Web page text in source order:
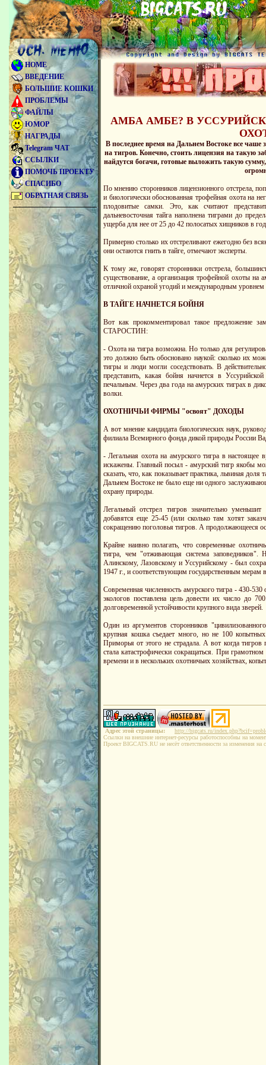
HOME
ВВЕДЕНИЕ
БОЛЬШИЕ КОШКИ
ПРОБЛЕМЫ
ФАЙЛЫ
ЮМОР
НАГРАДЫ
Telegram ЧАТ
ССЫЛКИ
ПОМОЧЬ ПРОЕКТУ
СПАСИБО
ОБРАТНАЯ СВЯЗЬ
АМБА АМБЕ? В
В последнее время на Дальнем Востоке все
на тигров. Конечно, стоить лицензия на такую
найдутся богачи, готовые выложить такую
По мнению сторонников лицензионного отстрела,
и биологически обоснованная трофейная охота на
плодовитые самки. Это, как считают
дальневосточная тайга наполнена тиграми до
ущерба для нее от 25 до 42 полосатых хищников в
Примерно столько их отстреливают ежегодно без
они остаются гнить в тайге, отмечают эксперты.
К тому же, говорят сторонники отстрела,
существование, а организация трофейной охоты на
отличной охраной угодий и международным уровнем
В ТАЙГЕ НАЧНЕТСЯ БОЙНЯ
Вот как прокомментировал такое предложение
СТАРОСТИН:
- Охота на тигра возможна. Но только для
это должно быть обосновано наукой: сколько их
тигры и люди могли соседствовать. В
представить, какая бойня начнется в
печальным. Через два года на амурских тиграх в
волки.
ОХОТНИЧЬИ ФИРМЫ "освоят" ДОХОДЫ
А вот мнение кандидата биологических наук,
филиала Всемирного фонда дикой природы
- Легальная охота на амурского тигра в
искажены. Главный посыл - амурский тигр якобы
сказать, что, как показывает практика, львиная
Дальнем Востоке не было еще ни одного
охрану природы.
Легальный отстрел тигров значительно
добавятся еще 25-45 (или сколько там хотят
сокращению поголовья тигров. А продолжающееся
Крайне наивно полагать, что современные
тигра, чем "отживающая система заповедников".
Алинскому, Лазовскому и Уссурийскому - был
1947 г., и соответствующим государственным мерам
Современная численность амурского тигра - 430-
экологов поставлена цель довести их число до
долговременной устойчивости крупного вида зверей.
Один из аргументов сторонников
крупная кошка съедает много, но не 100
Приморья от этого не страдала. А вот когда
стала катастрофически сокращаться. При
времени и в нескольких охотничьих хозяйствах,
http://bigcats.ru/
Адрес этой страницы:
Ссылки на внешние интернет-ресурсы работоспособны на
Проект BIGCATS.RU не несёт ответственности за изменения на